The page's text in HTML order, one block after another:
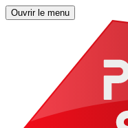
Ouvrir le menu